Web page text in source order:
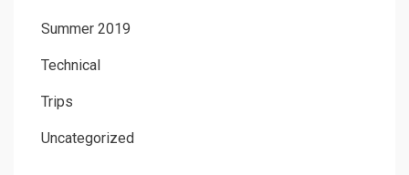
Summer 2019
Technical
Trips
Uncategorized